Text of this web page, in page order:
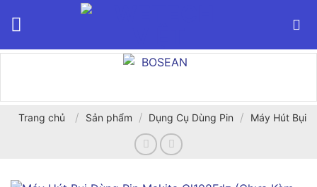
Trang chủ / Sản phẩm / Dụng Cụ Dùng Pin / Máy Hút Bụi